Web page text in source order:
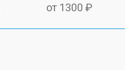
от 1300 ₽